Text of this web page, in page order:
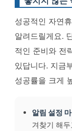
성공적인 자연
알려드릴게요.
적인 준비와 전
있답니다. 지금
성공률을 크게
알림 설정
겨찾기 해